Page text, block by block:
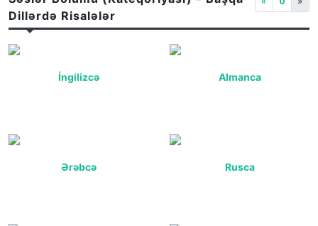
Dillərdə Risalələr
İngilizcə Almanca
Ərəbcə Rusca